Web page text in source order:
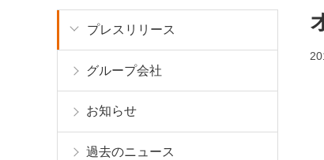
プレスリリース
グループ会社
お知らせ
過去のニュース